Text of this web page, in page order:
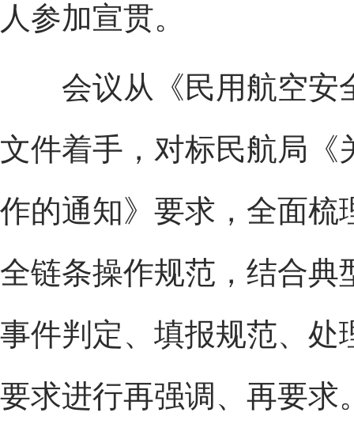
人参加宣贯。
会议从《民用航空安
文件着手，对标民航局《
作的通知》要求，全面梳
全链条操作规范，结合典
事件判定、填报规范、处
要求进行再强调、再要求